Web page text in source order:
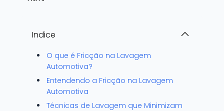
Indice
O que é Fricção na Lavagem
Automotiva?
Entendendo a Fricção na Lavagem
Automotiva
Técnicas de Lavagem que Minimizam